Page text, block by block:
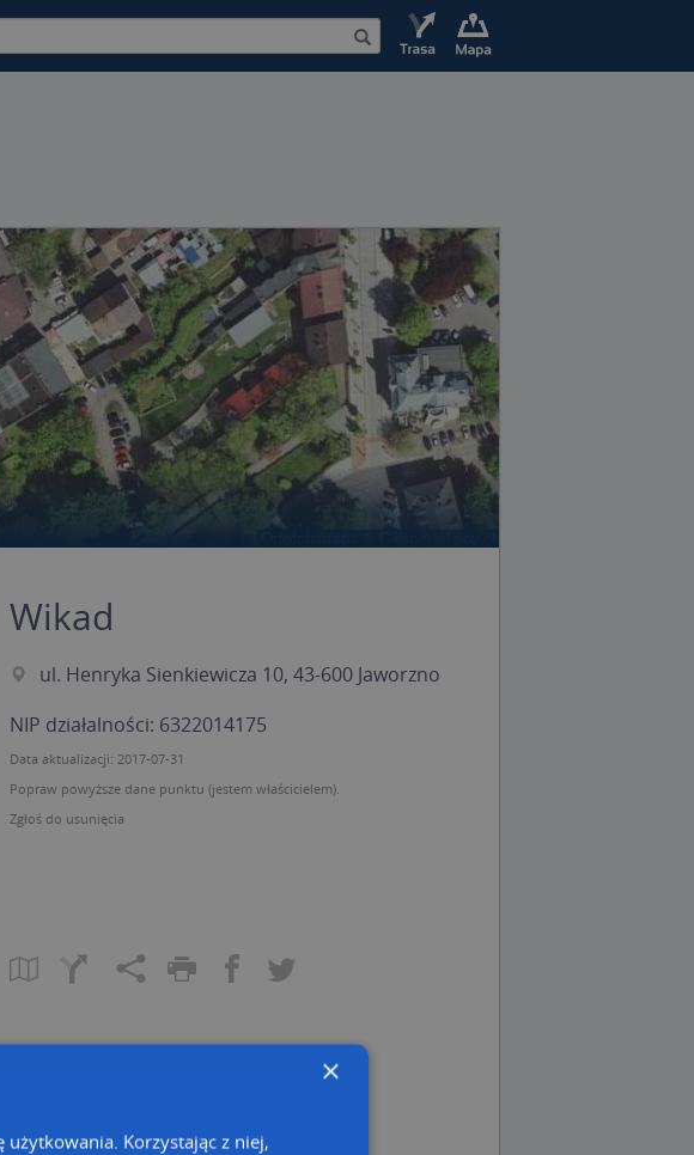
Wikad
ul. Henryka Sienkiewicza 10, 43-600 Jaworzno
NIP działalności: 6322014175
Data aktualizacji: 2017-07-31
Popraw powyższe dane punktu (jestem właścicielem).
Zgłoś do usunięcia
×
Korzystając z niej,